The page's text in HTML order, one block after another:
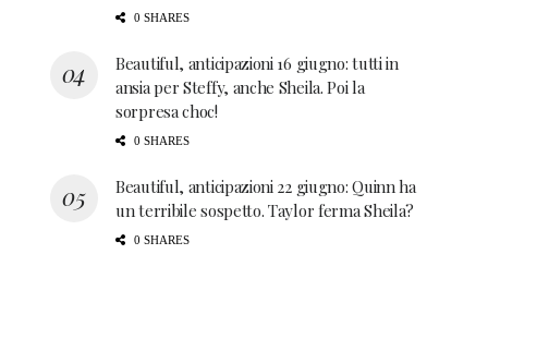
0 SHARES
Beautiful, anticipazioni 16 giugno: tutti in
ansia per Steffy, anche Sheila. Poi la
sorpresa choc!
0 SHARES
Beautiful, anticipazioni 22 giugno: Quinn ha
un terribile sospetto. Taylor ferma Sheila?
0 SHARES